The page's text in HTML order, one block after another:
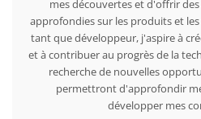
mes découvertes et d'offrir
approfondies sur les produits et
tant que développeur, j'aspire à
et à contribuer au progrès de la
recherche de nouvelles
permettront d'approfondir
développer mes